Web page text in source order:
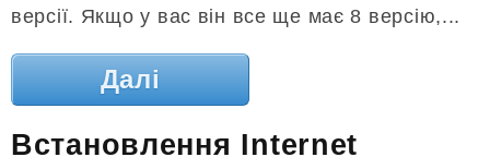
версії. Якщо у вас він все ще має 8 версію,...
Далі
Встановлення Internet